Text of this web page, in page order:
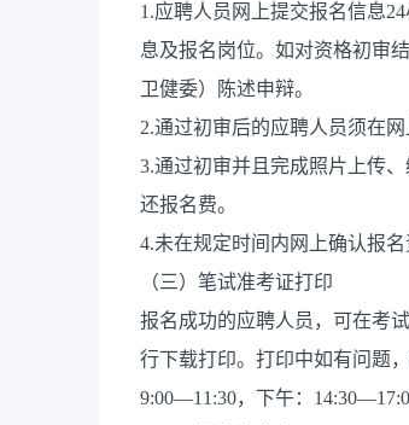
1.应聘人员网上提交报名信息
息及报名岗位。如对资格初审
卫健委）陈述申辩。
2.通过初审后的应聘人员须在网
3.通过初审并且完成照片上传
还报名费。
4.未在规定时间内网上确认报
（三）笔试准考证打印
报名成功的应聘人员，可在考
行下载打印。打印中如有问题
9:00—11:30，下午：